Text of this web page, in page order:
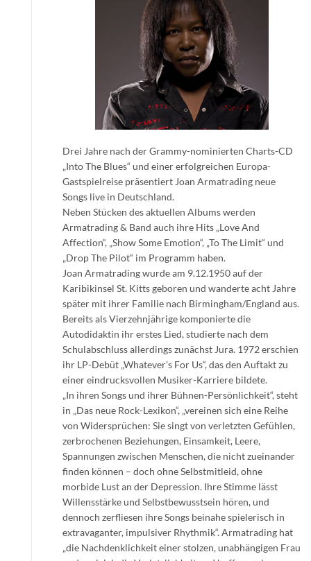
Drei Jahre nach der Grammy-nominierten Charts-CD
„Into The Blues“ und einer erfolgreichen Europa-
Gastspielreise präsentiert Joan Armatrading neue
Songs live in Deutschland.
Neben Stücken des aktuellen Albums werden
Armatrading & Band auch ihre Hits „Love And
Affection“, „Show Some Emotion“, „To The Limit“ und
„Drop The Pilot“ im Programm haben.
Joan Armatrading wurde am 9.12.1950 auf der
Karibikinsel St. Kitts geboren und wanderte acht Jahre
später mit ihrer Familie nach Birmingham/England aus.
Bereits als Vierzehnjährige komponierte die
Autodidaktin ihr erstes Lied, studierte nach dem
Schulabschluss allerdings zunächst Jura. 1972 erschien
ihr LP-Debüt „Whatever’s For Us“, das den Auftakt zu
einer eindrucksvollen Musiker-Karriere bildete.
„In ihren Songs und ihrer Bühnen-Persönlichkeit“, steht
in „Das neue Rock-Lexikon“, „vereinen sich eine Reihe
von Widersprüchen: Sie singt von verletzten Gefühlen,
zerbrochenen Beziehungen, Einsamkeit, Leere,
Spannungen zwischen Menschen, die nicht zueinander
finden können – doch ohne Selbstmitleid, ohne
morbide Lust an der Depression. Ihre Stimme lässt
Willensstärke und Selbstbewusstsein hören, und
dennoch zerfliesen ihre Songs beinahe spielerisch in
extravaganter, impulsiver Rhythmik“. Armatrading hat
„die Nachdenklichkeit einer stolzen, unabhängigen Frau